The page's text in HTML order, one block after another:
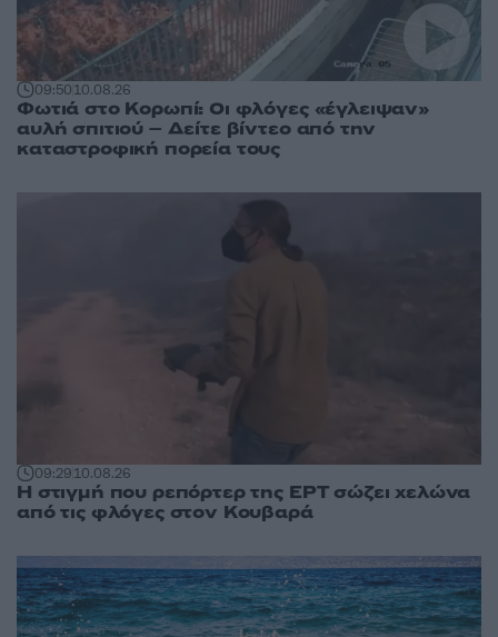
09:5010.08.26
Φωτιά στο Κορωπί: Οι φλόγες «έγλειψαν»
αυλή σπιτιού – Δείτε βίντεο από την
καταστροφική πορεία τους
09:2910.08.26
Η στιγμή που ρεπόρτερ της ΕΡΤ σώζει χελώνα
από τις φλόγες στον Κουβαρά